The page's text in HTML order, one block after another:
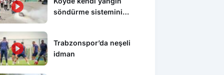
söndürme sistemini
Trabzonspor’da neşeli
idman